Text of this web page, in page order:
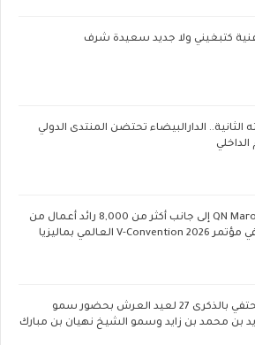
كتبغيني ولا جديد سعيدة شرف
الدارالبيضاء تحتضن المنتدى الدولي
تشارك QN Maroc إلى جانب أكثر من 8,000 رائد أعمال من
أبوظبي تحتفي بالذكرى 27 لعيد العرش بحضور سمو
بن محمد بن زايد وسمو الشيخ نهيان بن مبارك